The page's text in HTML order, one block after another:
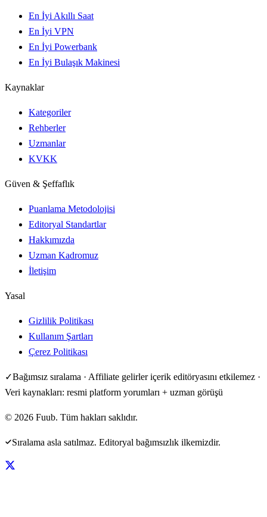
En İyi Akıllı Saat
En İyi VPN
En İyi Powerbank
En İyi Bulaşık Makinesi
Kaynaklar
Kategoriler
Rehberler
Uzmanlar
KVKK
Güven & Şeffaflık
Puanlama Metodolojisi
Editoryal Standartlar
Hakkımızda
Uzman Kadromuz
İletişim
Yasal
Gizlilik Politikası
Kullanım Şartları
Çerez Politikası
✓Bağımsız sıralama · Affiliate gelirler içerik editöryasını etkilemez ·
Veri kaynakları: resmi platform yorumları + uzman görüşü
© 2026 Fuub. Tüm hakları saklıdır.
Sıralama asla satılmaz. Editoryal bağımsızlık ilkemizdir.